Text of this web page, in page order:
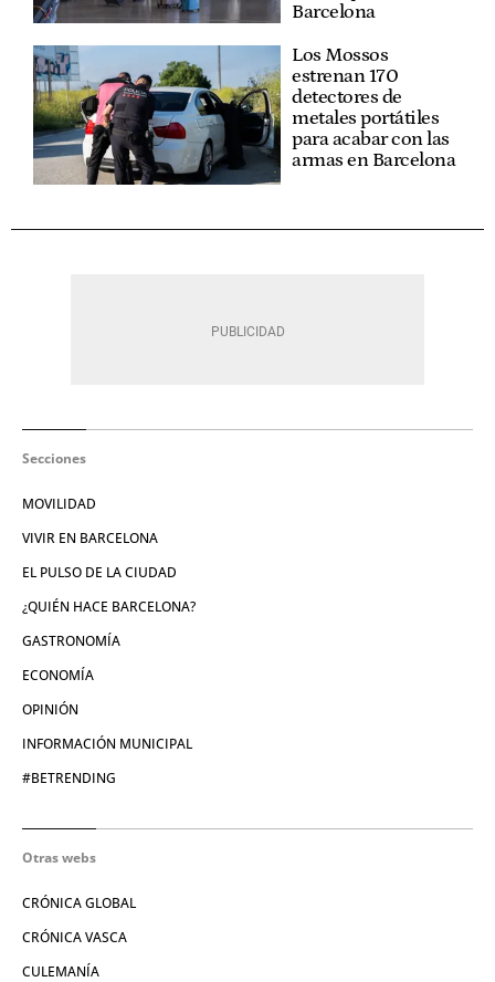
Barcelona
Los Mossos
estrenan 170
detectores de
metales portátiles
para acabar con las
armas en Barcelona
Secciones
MOVILIDAD
VIVIR EN BARCELONA
EL PULSO DE LA CIUDAD
¿QUIÉN HACE BARCELONA?
GASTRONOMÍA
ECONOMÍA
OPINIÓN
INFORMACIÓN MUNICIPAL
#BETRENDING
Otras webs
CRÓNICA GLOBAL
CRÓNICA VASCA
CULEMANÍA